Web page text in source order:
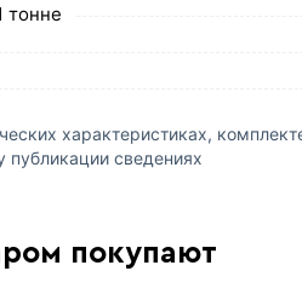
тонне
характеристиках,
публикации сведениях
покупают